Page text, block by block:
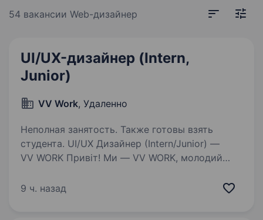
54 вакансии Web-дизайнер
UI/UX-дизайнер (Intern,
Junior)
VV Work, Удаленно
Неполная занятость. Также готовы взять
студента. UI/UX Дизайнер (Intern/Junior) —
VV WORK Привіт! Ми — VV WORK, молодий
для працевлаштування в Європі. Якщо
9 ч. назад